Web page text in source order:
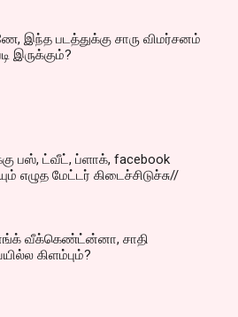
இந்த படத்துக்கு சாரு விமர்சனம்
இருக்கும்?
பஸ், ட்வீட், ப்ளாக், facebook
எழுத மேட்டர் கிடைச்சிடுச்சு//
வீக்கெண்ட்ன்னா, சாதி
கிளம்பும்?